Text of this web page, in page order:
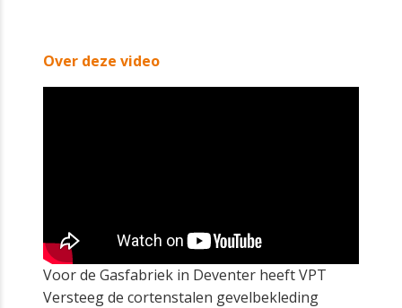
Over deze video
Voor de Gasfabriek in Deventer heeft VPT
Versteeg de cortenstalen gevelbekleding